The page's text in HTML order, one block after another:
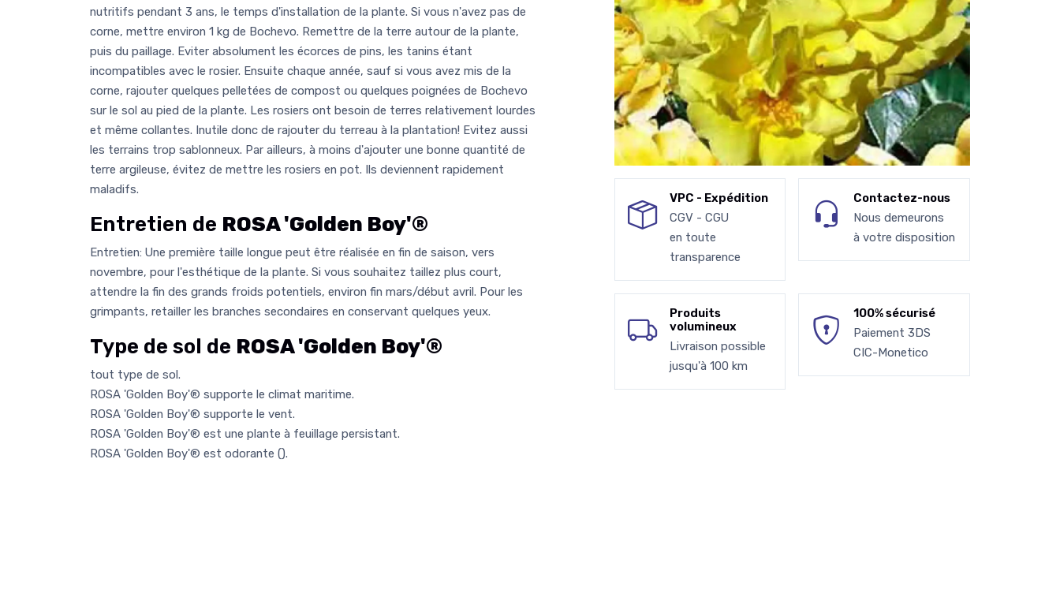
nutritifs pendant 3 ans, le temps d'installation de la plante. Si vous n'avez pas de
corne, mettre environ 1 kg de Bochevo. Remettre de la terre autour de la plante,
puis du paillage. Eviter absolument les écorces de pins, les tanins étant
incompatibles avec le rosier. Ensuite chaque année, sauf si vous avez mis de la
corne, rajouter quelques pelletées de compost ou quelques poignées de Bochevo
sur le sol au pied de la plante. Les rosiers ont besoin de terres relativement lourdes
et même collantes. Inutile donc de rajouter du terreau à la plantation! Evitez aussi
les terrains trop sablonneux. Par ailleurs, à moins d'ajouter une bonne quantité de
terre argileuse, évitez de mettre les rosiers en pot. Ils deviennent rapidement
maladifs.
Entretien de ROSA 'Golden Boy'®
Entretien: Une première taille longue peut être réalisée en fin de saison, vers
novembre, pour l'esthétique de la plante. Si vous souhaitez taillez plus court,
attendre la fin des grands froids potentiels, environ fin mars/début avril. Pour les
grimpants, retailler les branches secondaires en conservant quelques yeux.
Type de sol de ROSA 'Golden Boy'®
tout type de sol.
ROSA 'Golden Boy'® supporte le climat maritime.
ROSA 'Golden Boy'® supporte le vent.
ROSA 'Golden Boy'® est une plante à feuillage persistant.
ROSA 'Golden Boy'® est odorante ().
VPC - Expédition
CGV - CGU
en toute
transparence
Contactez-nous
Nous demeurons
à votre disposition
Produits
volumineux
Livraison possible
jusqu'à 100 km
100% sécurisé
Paiement 3DS
CIC-Monetico